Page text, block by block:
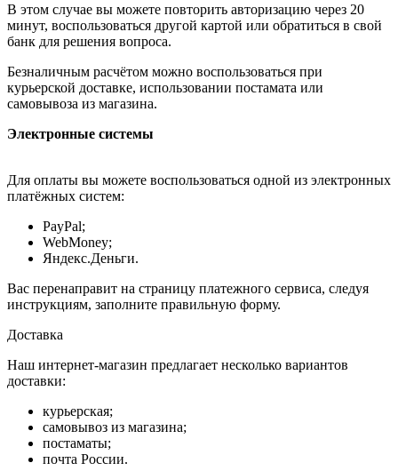
В этом случае вы можете повторить авторизацию через 20
минут, воспользоваться другой картой или обратиться в свой
банк для решения вопроса.
Безналичным расчётом можно воспользоваться при
курьерской доставке, использовании постамата или
самовывоза из магазина.
Электронные системы
Для оплаты вы можете воспользоваться одной из электронных
платёжных систем:
PayPal;
WebMoney;
Яндекс.Деньги.
Вас перенаправит на страницу платежного сервиса, следуя
инструкциям, заполните правильную форму.
Доставка
Наш интернет-магазин предлагает несколько вариантов
доставки:
курьерская;
самовывоз из магазина;
постаматы;
почта России.